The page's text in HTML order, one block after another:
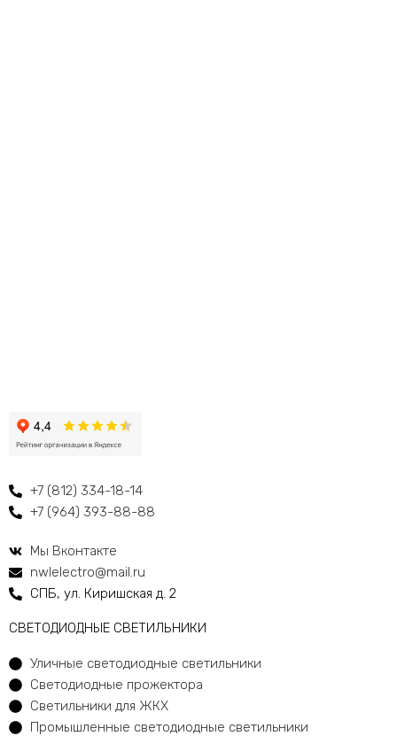
+7 (812) 334-18-14
+7 (964) 393-88-88
Мы Вконтакте
nwlelectro@mail.ru
СПБ, ул. Киришская д. 2
CВЕТОДИОДНЫЕ СВЕТИЛЬНИКИ
Уличные светодиодные светильники
Светодиодные прожектора
Светильники для ЖКХ
Промышленные светодиодные светильники